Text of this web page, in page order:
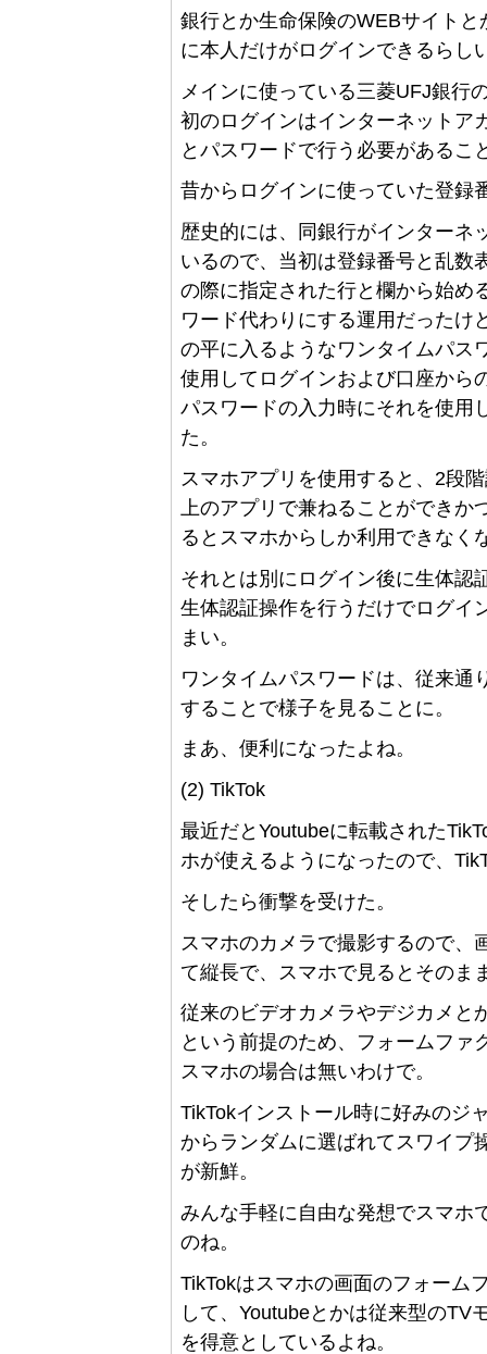
銀行とか生命保険のWEBサイト
に本人だけがログインできるらし
メインに使っている三菱UFJ銀行
初のログインはインターネットア
とパスワードで行う必要があるこ
昔からログインに使っていた登
歴史的には、同銀行がインターネ
いるので、当初は登録番号と乱数
の際に指定された行と欄から始め
ワード代わりにする運用だったけ
の平に入るようなワンタイムパス
使用してログインおよび口座から
パスワードの入力時にそれを使用
た。
スマホアプリを使用すると、2段
上のアプリで兼ねることができ
るとスマホからしか利用できなく
それとは別にログイン後に生体認
生体認証操作を行うだけでログイ
まい。
ワンタイムパスワードは、従来通
することで様子を見ることに。
まあ、便利になったよね。
(2) TikTok
最近だとYoutubeに転載された
ホが使えるようになったので、
そしたら衝撃を受けた。
スマホのカメラで撮影するので、
て縦長で、スマホで見るとそのま
従来のビデオカメラやデジカメと
という前提のため、フォームファ
スマホの場合は無いわけで。
TikTokインストール時に好みのジ
からランダムに選ばれてスワイプ
が新鮮。
みんな手軽に自由な発想でスマホ
のね。
TikTokはスマホの画面のフォーム
して、Youtubeとかは従来型のTV
を得意としているよね。